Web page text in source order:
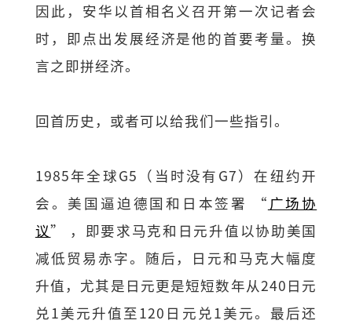
因此，安华以首相名义召开第一次记者会
时，即点出发展经济是他的首要考量。换
言之即拼经济。
回首历史，或者可以给我们一些指引。
1985年全球G5（当时没有G7）在纽约开
会。美国逼迫德国和日本签署 “ 广场协
议” ，即要求马克和日元升值以协助美国
减低贸易赤字。随后，日元和马克大幅度
升值，尤其是日元更是短短数年从240日元
兑1美元升值至120日元兑1美元。最后还